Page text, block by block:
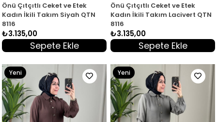
Önü Çıtçıtlı Ceket ve Etek
Kadın İkili Takım Siyah QTN
8116
₺3.135,00
Sepete Ekle
Önü Çıtçıtlı Ceket ve Etek
Kadın İkili Takım Lacivert QTN
8116
₺3.135,00
Sepete Ekle
Yeni
Ürün
Yeni
Ürün